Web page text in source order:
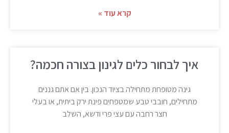
קרא עוד »
איך לבחור כלים לגינון בצורה חכמה?
גינה מטופחת מתחילה בציוד הנכון. בין אם אתם גננים
מתחילים, חובבי טבע שמטפחים פינת ירק ביתית, או בעלי
חצר רחבה עם עצי פרי ודשא, השלב